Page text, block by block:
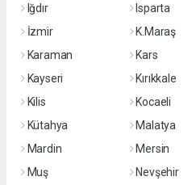
Iğdır
Isparta
İzmir
K.Maraş
Karaman
Kars
Kayseri
Kırıkkale
Kilis
Kocaeli
Kütahya
Malatya
Mardin
Mersin
Muş
Nevşehir